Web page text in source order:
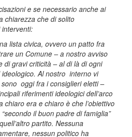
e se necessario anche ai
chiarezza che di solito
lista civica, ovvero un patto fra
un Comune – a nostro avviso
gravi criticità – al di là di ogni
Al nostro interno vi
oggi fra i consiglieri eletti –
riferimenti ideologici dell’arco
era e chiaro è che l’obiettivo
il buon padre di famiglia”
partito. Nessuna
nessun politico ha